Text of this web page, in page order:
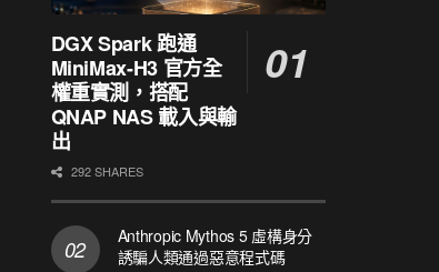
DGX Spark 跑通
MiniMax-H3 官方全
權重實測，搭配
QNAP NAS 載入與輸
出
292 SHARES
Anthropic Mythos 5 虛構身分
誘騙人類通過惡意程式碼